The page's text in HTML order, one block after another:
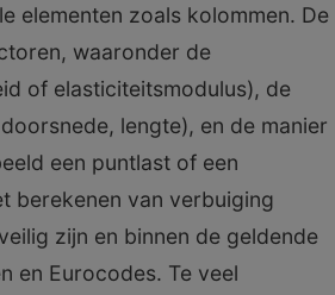
elementen zoals kolommen. De
waaronder de
of elasticiteitsmodulus), de
lengte), en de manier
een puntlast of een
berekenen van verbuiging
zijn en binnen de geldende
en Eurocodes. Te veel